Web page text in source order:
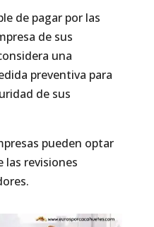
de pagar por las
de sus
una
preventiva para
de sus
pueden optar
las revisiones